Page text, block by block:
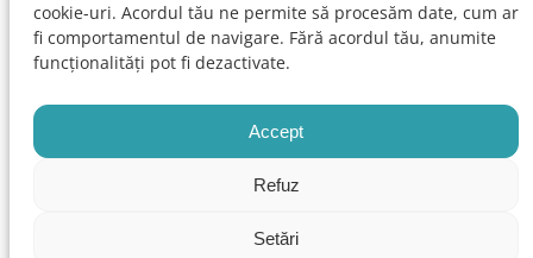
cookie-uri. Acordul tău ne permite să procesăm date, cum ar
fi comportamentul de navigare. Fără acordul tău, anumite
funcționalități pot fi dezactivate.
Accept
Refuz
Setări
Ministerul Sănătății
Agenția Națională a Medicamentului și a Dispozitivelor
Medicale din România
Casa Națională de Asigurări de Sănătate
European Medicines Agency
European Federation of Pharmaceutical Industries and